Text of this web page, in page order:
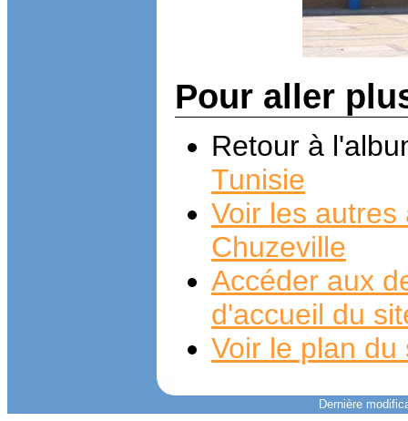
Pour aller
Retour à
Tunisie
Voir les
Chuzeville
Accéder aux
d'accueil du
Voir le plan du
Dernière